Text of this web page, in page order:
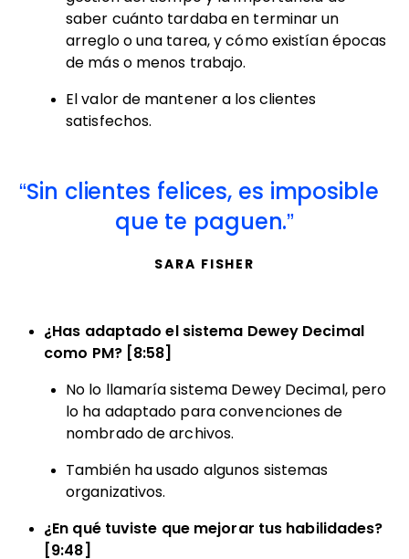
saber cuánto tardaba en terminar un
arreglo o una tarea, y cómo existían épocas
de más o menos trabajo.
El valor de mantener a los clientes
satisfechos.
Sin clientes felices, es imposible
que te paguen.
SARA FISHER
¿Has adaptado el sistema Dewey Decimal
como PM? [8:58]
No lo llamaría sistema Dewey Decimal, pero
lo ha adaptado para convenciones de
nombrado de archivos.
También ha usado algunos sistemas
organizativos.
¿En qué tuviste que mejorar tus habilidades?
[9:48]